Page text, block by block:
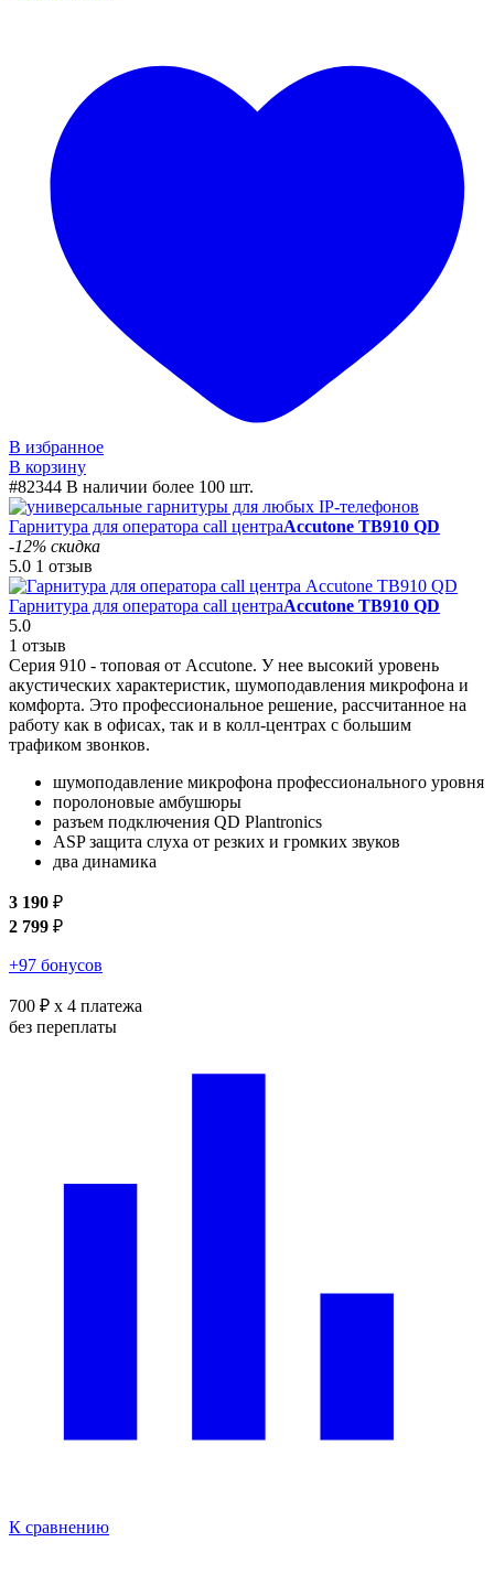
В избранное
В корзину
#82344 В наличии более 100 шт.
Гарнитура для оператора call центраAccutone TB910 QD
-12% скидка
5.0 1 отзыв
Гарнитура для оператора call центраAccutone TB910 QD
5.0
1 отзыв
Серия 910 - топовая от Accutone. У нее высокий уровень
акустических характеристик, шумоподавления микрофона и
комфорта. Это профессиональное решение, рассчитанное на
работу как в офисах, так и в колл-центрах с большим
трафиком звонков.
шумоподавление микрофона профессионального уровня
поролоновые амбушюры
разъем подключения QD Plantronics
ASP защита слуха от резких и громких звуков
два динамика
3 190 ₽
2 799 ₽
+97 бонусов
700 ₽ x 4 платежа
без переплаты
К сравнению